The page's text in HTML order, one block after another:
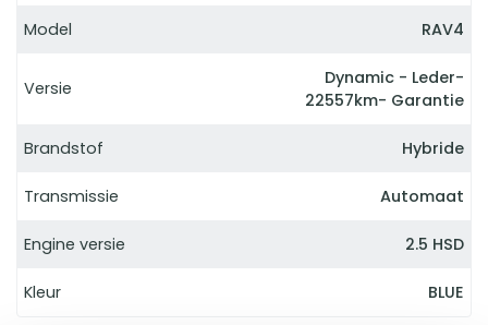
Model RAV4
Versie
Dynamic - Leder-
22557km- Garantie
Brandstof Hybride
Transmissie Automaat
Engine versie 2.5 HSD
Kleur BLUE